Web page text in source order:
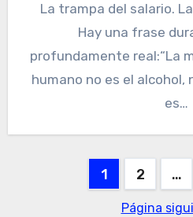
La trampa del salario.
Hay una frase
profundamente real:“La
humano no es el alcohol,
es…
Paginación
1 2 …
Página